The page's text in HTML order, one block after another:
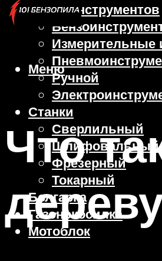
Виды инструментов
Измерительные
Ручной
Станки
Сверлильный
Шлифовальный
Фрезерный
Токарный
Болгарка
Газонокосилка
Мотоблок
Меню
Что